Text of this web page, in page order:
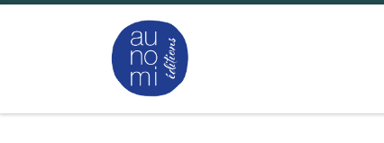
Passer au contenu